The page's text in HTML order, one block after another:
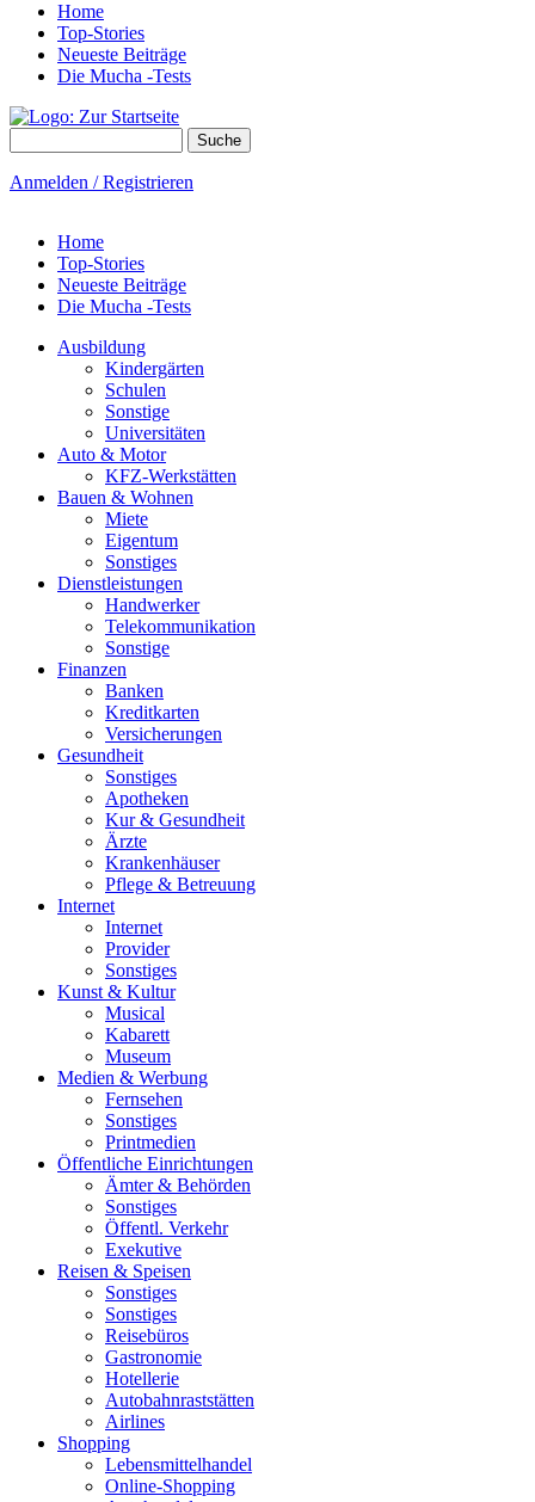
Home
Top-Stories
Neueste Beiträge
Die Mucha -Tests
Anmelden / Registrieren
Home
Top-Stories
Neueste Beiträge
Die Mucha -Tests
Ausbildung
Kindergärten
Schulen
Sonstige
Universitäten
Auto & Motor
KFZ-Werkstätten
Bauen & Wohnen
Miete
Eigentum
Sonstiges
Dienstleistungen
Handwerker
Telekommunikation
Sonstige
Finanzen
Banken
Kreditkarten
Versicherungen
Gesundheit
Sonstiges
Apotheken
Kur & Gesundheit
Ärzte
Krankenhäuser
Pflege & Betreuung
Internet
Internet
Provider
Sonstiges
Kunst & Kultur
Musical
Kabarett
Museum
Medien & Werbung
Fernsehen
Sonstiges
Printmedien
Öffentliche Einrichtungen
Ämter & Behörden
Sonstiges
Öffentl. Verkehr
Exekutive
Reisen & Speisen
Sonstiges
Sonstiges
Reisebüros
Gastronomie
Hotellerie
Autobahnraststätten
Airlines
Shopping
Lebensmittelhandel
Online-Shopping